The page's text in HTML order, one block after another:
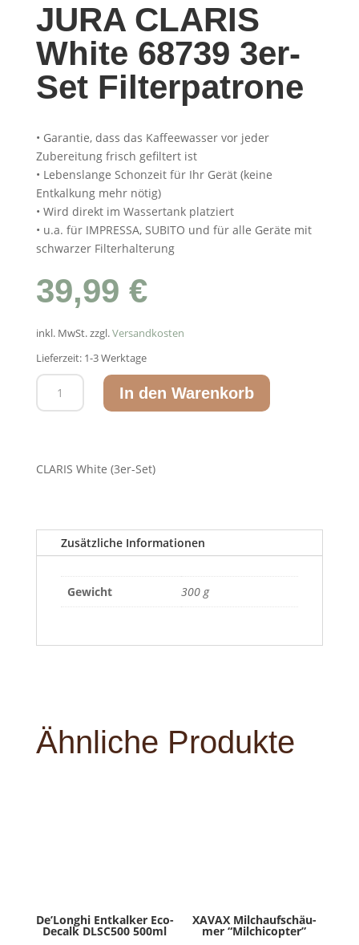
JURA CLARIS
White 68739 3er-
Set Filterpatrone
• Garantie, dass das Kaffeewasser vor jeder
Zubereitung frisch gefiltert ist
• Lebenslange Schonzeit für Ihr Gerät (keine
Entkalkung mehr nötig)
• Wird direkt im Wassertank platziert
• u.a. für IMPRESSA, SUBITO und für alle Geräte mit
schwarzer Filterhalterung
39,99 €
inkl. MwSt.zzgl.Versandkosten
Lieferzeit: 1-3 Werktage
JURA
CLARIS
Set
In den Warenkorb
CLARIS White (3er-Set)
Zusätzliche Informationen
Gewicht 300 g
Ähnliche Produkte
De’­Longhi Ent­kal­ker Eco­
De­calk DLSC500 500ml
XAVAX Milch­auf­schäu­
mer “Mil­chi­c­op­ter”